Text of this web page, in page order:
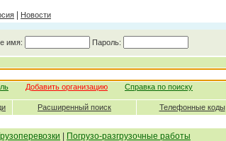
Новости
имя: Пароль:
Добавить организацию Справка по поиску
Расширенный поиск Телефонные коды
Погрузо-разгрузочные работы